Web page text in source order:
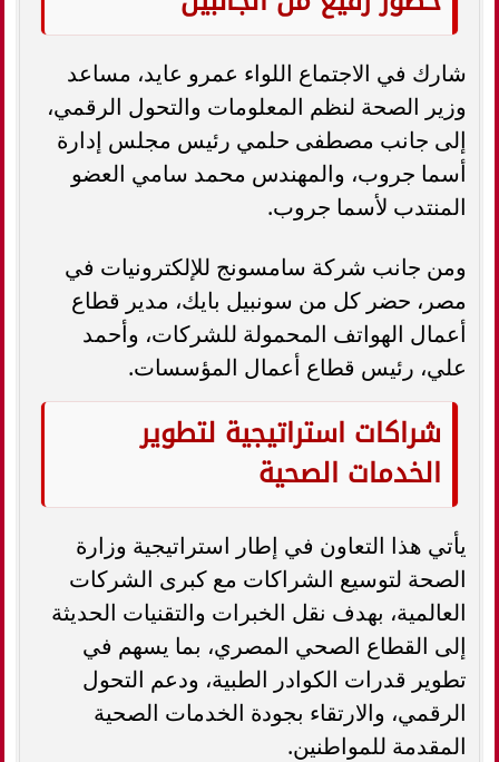
شارك في الاجتماع اللواء عمرو عايد، مساعد
وزير الصحة لنظم المعلومات والتحول الرقمي،
إلى جانب مصطفى حلمي رئيس مجلس إدارة
أسما جروب، والمهندس محمد سامي العضو
المنتدب لأسما جروب.
ومن جانب شركة سامسونج للإلكترونيات في
مصر، حضر كل من سونبيل بايك، مدير قطاع
أعمال الهواتف المحمولة للشركات، وأحمد
علي، رئيس قطاع أعمال المؤسسات.
شراكات استراتيجية لتطوير
الخدمات الصحية
يأتي هذا التعاون في إطار استراتيجية وزارة
الصحة لتوسيع الشراكات مع كبرى الشركات
العالمية، بهدف نقل الخبرات والتقنيات الحديثة
إلى القطاع الصحي المصري، بما يسهم في
تطوير قدرات الكوادر الطبية، ودعم التحول
الرقمي، والارتقاء بجودة الخدمات الصحية
المقدمة للمواطنين.